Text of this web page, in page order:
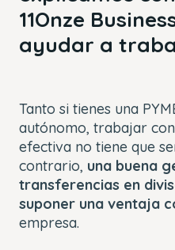
11Onze
ayudar a
Tanto si tienes una
autónomo, trabajar
efectiva no tiene que
contrario, una buena
transferencias en
suponer una ventaja
empresa.